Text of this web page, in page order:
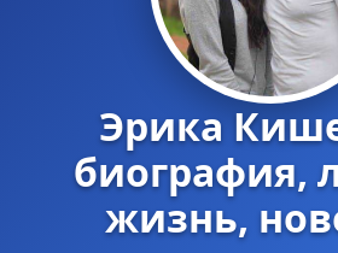
Эрика
биография,
жизнь,